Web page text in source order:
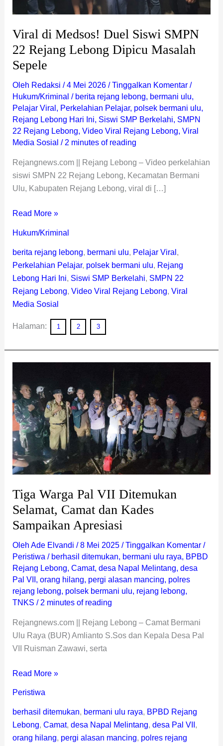
Viral di Medsos! Duel Siswi SMPN
22 Rejang Lebong Dipicu Masalah
Sepele
Oleh Redaksi /4 Mei 2026 /Tinggalkan Komentar /
Hukum/Kriminal / berita rejang lebong, bermani ulu,
Pelajar Viral , Perkelahian Pelajar, polsek bermani ulu,
Rejang Lebong Hari Ini, Siswi SMP Berkelahi, SMPN
22 Rejang Lebong, Video Viral Rejang Lebong, Viral
Media Sosial / 2 minutes of reading
Rejangnews.com || Rejang Lebong – Video perkelahian
siswi SMPN 22 Rejang Lebong, Kecamatan Bermani
Ulu, Kabupaten Rejang Lebong, viral di […]
Masalah
Read More »
Hukum/Kriminal
berita rejang lebong, bermani ulu, Pelajar Viral ,
Perkelahian Pelajar, polsek bermani ulu, Rejang
Lebong Hari Ini, Siswi SMP Berkelahi, SMPN 22
Rejang Lebong, Video Viral Rejang Lebong, Viral
Media Sosial
Halaman: 1 2 3
Tiga Warga Pal VII Ditemukan
Selamat, Camat dan Kades
Sampaikan Apresiasi
Oleh Ade Elvandi /8 Mei 2025 /Tinggalkan Komentar /
Peristiwa / berhasil ditemukan, bermani ulu raya, BPBD
Rejang Lebong, Camat, desa Napal Melintang, desa
Pal VII , orang hilang, pergi alasan mancing, polres
rejang lebong, polsek bermani ulu, rejang lebong,
TNKS / 2 minutes of reading
Rejangnews.com || Rejang Lebong – Camat Bermani
Ulu Raya (BUR) Amlianto S.Sos dan Kepala Desa Pal
VII Ruisman Zawawi, serta
Pal
VII
Ditemukan
Selamat,
Camat
dan
Kades
Apresiasi
Read More »
Peristiwa
berhasil ditemukan, bermani ulu raya, BPBD Rejang
Lebong, Camat, desa Napal Melintang, desa Pal VII ,
orang hilang, pergi alasan mancing, polres rejang